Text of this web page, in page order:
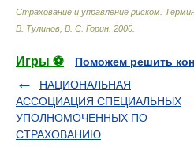
Страхование и управление риском.
В. Тулинов, В. С. Горин 2000
Игры ⚽
Поможем решить
НАЦИОНАЛЬНАЯ
АССОЦИАЦИЯ СПЕЦИАЛЬНЫХ
УПОЛНОМОЧЕННЫХ ПО
СТРАХОВАНИЮ